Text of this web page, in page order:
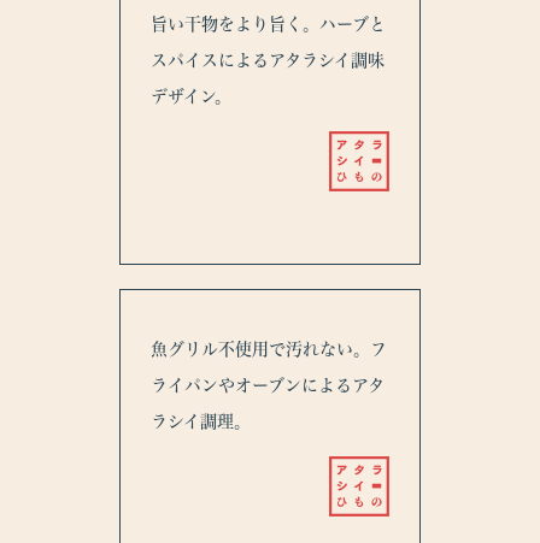
旨い干物をより旨く。ハーブと
スパイスによるアタラシイ調味
デザイン。
魚グリル不使用で汚れない。フ
ライパンやオーブンによるアタ
ラシイ調理。